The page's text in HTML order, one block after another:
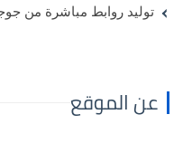
توليد روابط مباشرة من
عن الموقع